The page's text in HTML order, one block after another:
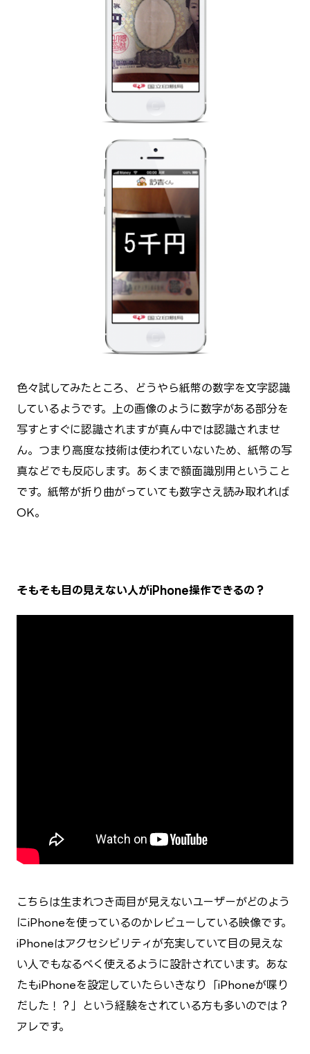
色々試してみたところ、どうやら紙幣の数字を文字認識
しているようです。上の画像のように数字がある部分を
写すとすぐに認識されますが真ん中では認識されませ
ん。つまり高度な技術は使われていないため、紙幣の写
真などでも反応します。あくまで額面識別用ということ
です。紙幣が折り曲がっていても数字さえ読み取れれば
OK。
そもそも目の見えない人がiPhone操作できるの？
こちらは生まれつき両目が見えないユーザーがどのよう
にiPhoneを使っているのかレビューしている映像です。
iPhoneはアクセシビリティが充実していて目の見えな
い人でもなるべく使えるように設計されています。あな
たもiPhoneを設定していたらいきなり「iPhoneが喋り
だした！？」という経験をされている方も多いのでは？
アレです。